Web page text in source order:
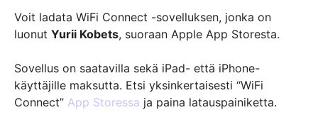
Voit ladata WiFi Connect -sovelluksen, jonka on
luonut Yurii Kobets, suoraan Apple App Storesta.
Sovellus on saatavilla sekä iPad- että iPhone-
käyttäjille maksutta. Etsi yksinkertaisesti “WiFi
Connect” App Storessa ja paina latauspainiketta.